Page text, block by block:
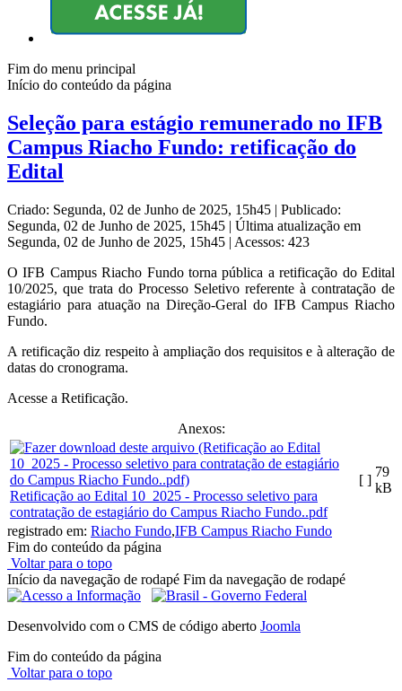
Fim do menu principal
Início do conteúdo da página
Seleção para estágio remunerado no IFB
Campus Riacho Fundo: retificação do
Edital
Criado: Segunda, 02 de Junho de 2025, 15h45 | Publicado:
Segunda, 02 de Junho de 2025, 15h45 | Última atualização em
Segunda, 02 de Junho de 2025, 15h45 | Acessos: 423
O IFB Campus Riacho Fundo torna pública a retificação do Edital
10/2025, que trata do Processo Seletivo referente à contratação de
estagiário para atuação na Direção-Geral do IFB Campus Riacho
Fundo.
A retificação diz respeito à ampliação dos requisitos e à alteração de
datas do cronograma.
Acesse a Retificação.
Anexos:
Retificação ao Edital 10_2025 - Processo seletivo para
contratação de estagiário do Campus Riacho Fundo..pdf
[ ]
79
kB
registrado em: Riacho Fundo,IFB Campus Riacho Fundo
Fim do conteúdo da página
Voltar para o topo
Início da navegação de rodapé Fim da navegação de rodapé
Desenvolvido com o CMS de código aberto Joomla
Fim do conteúdo da página
Voltar para o topo